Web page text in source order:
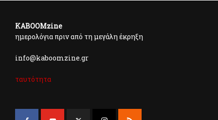
KABOOMzine
ημερολόγια πριν από τη μεγάλη έκρηξη
info@kaboomzine.gr
ταυτότητα